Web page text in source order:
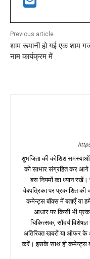
Previous article
शाम रूमानी हो गई एक शाम
नाम कार्यक्रम में
शुभजिता की कोशिश
को साभार संग्रहित कर
बस नियमों का ध्यान
वेबपत्रिका पर प्रकाशित
कमेन्ट्स बॉक्स में बताएँ
आधार पर किसी भी
चिकित्सक, सौंदर्य
अतिरिक्त खबरों या ऑफर के
करें। इसके साथ ही कमेन्ट्स